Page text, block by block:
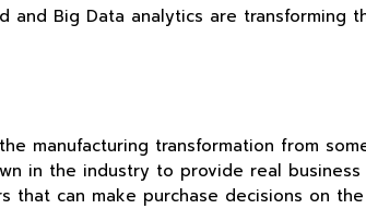
and Big Data analytics are transforming
manufacturing transformation from
in the industry to provide real business
that can make purchase decisions on